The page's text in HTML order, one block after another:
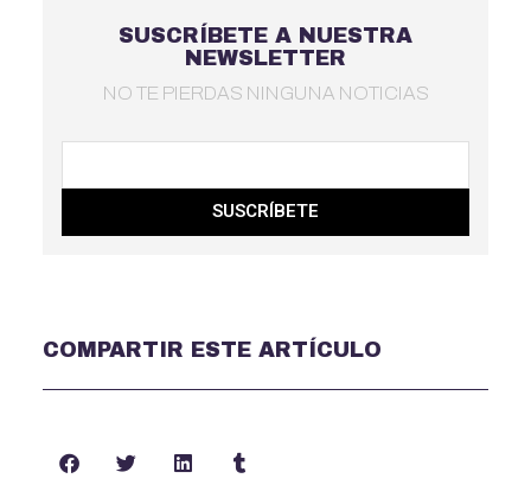
SUSCRÍBETE A NUESTRA
NEWSLETTER
NO TE PIERDAS NINGUNA NOTICIAS
SUSCRÍBETE
COMPARTIR ESTE ARTÍCULO